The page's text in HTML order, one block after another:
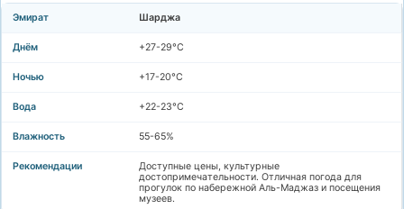
Шарджа
+27-29°C
+17-20°C
+22-23°C
55-65%
Доступные цены, культурные
достопримечательности. Отличная погода для
прогулок по набережной Аль-Маджаз и посещения
музеев.